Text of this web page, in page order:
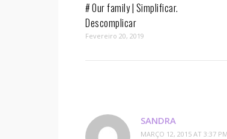
# Our family | Simplificar.
Descomplicar
Fevereiro 20, 2019
SANDRA
MARÇO 12, 2015 AT 3:37 PM